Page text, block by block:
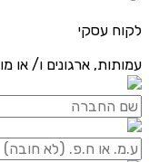
לקוח עסקי
עמותות, ארגונים ו/ או